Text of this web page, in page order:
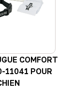
COMFORT
11041 POUR